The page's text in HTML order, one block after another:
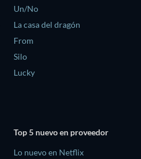
Un/No
La casa del dragón
From
Silo
Lucky
Top 5 nuevo en proveedor
Lo nuevo en Netflix